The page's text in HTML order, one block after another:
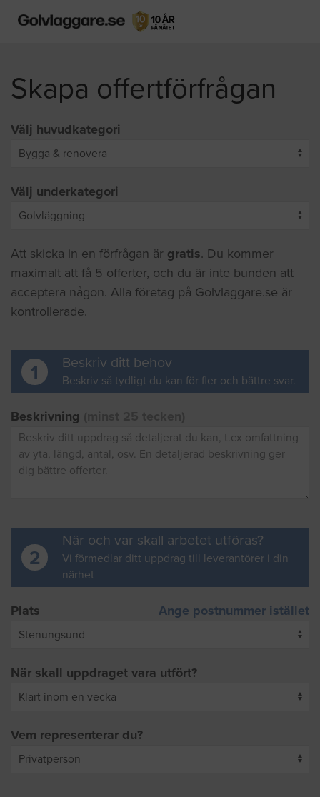
Skapa offertförfrågan
Välj huvudkategori
Välj underkategori
Att skicka in en förfrågan är gratis. Du kommer
maximalt att få 5 offerter, och du är inte bunden att
acceptera någon. Alla företag på Golvlaggare.se är
kontrollerade.
1 Beskriv ditt behov
Beskriv så tydligt du kan för fler och bättre svar.
Beskrivning
2
När och var skall arbetet utföras?
Vi förmedlar ditt uppdrag till leverantörer i din
närhet
Plats Ange postnummer istället
När skall uppdraget vara utfört?
Vem representerar du?